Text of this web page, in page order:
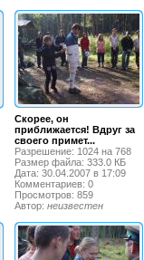
Скорее, он
приближается! Вдруг за
своего примет...
Разрешение: 1024 на 768
Размер файла: 333.0 КБ
Дата: 30.04.2007 в 17:09
Комментариев: 0
Просмотров: 859
Автор: неизвестен